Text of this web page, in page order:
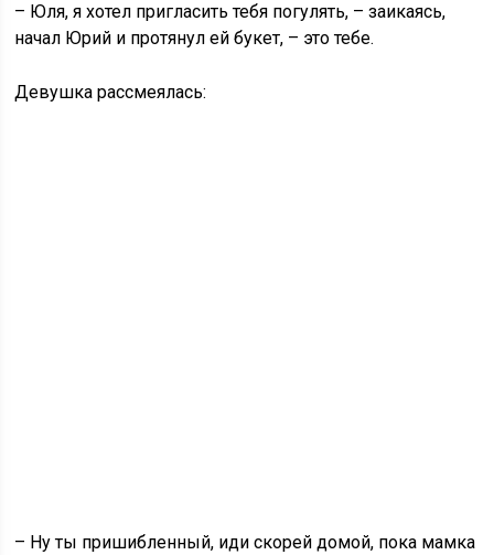
– Юля, я хотел пригласить тебя погулять, – заикаясь,
начал Юрий и протянул ей букет, – это тебе.
Девушка рассмеялась:
– Ну ты пришибленный, иди скорей домой, пока мамка